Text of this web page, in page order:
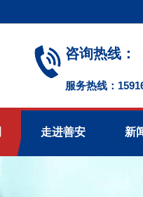
咨询热线：
服务热线：
走进善安 新